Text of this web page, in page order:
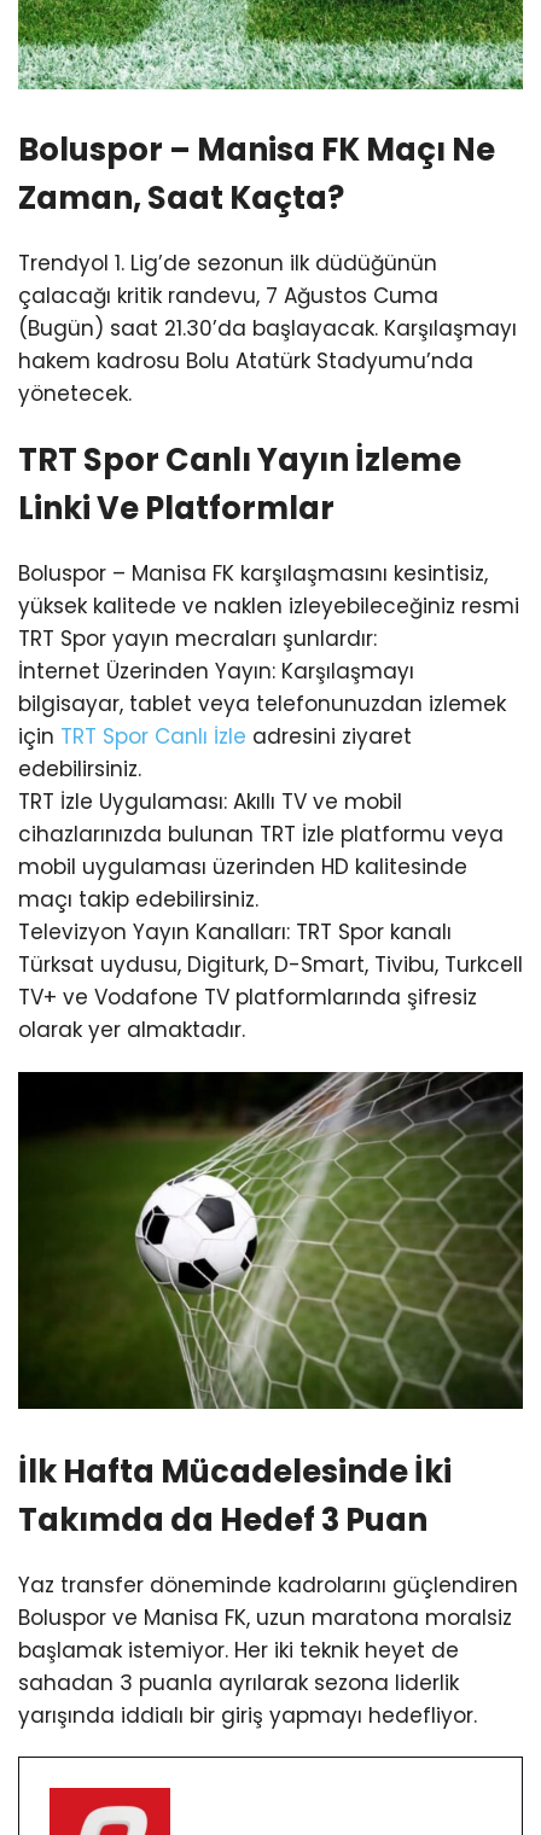
Boluspor – Manisa FK Maçı Ne
Zaman, Saat Kaçta?
Trendyol 1. Lig’de sezonun ilk düdüğünün
çalacağı kritik randevu, 7 Ağustos Cuma
(Bugün) saat 21.30’da başlayacak. Karşılaşmayı
hakem kadrosu Bolu Atatürk Stadyumu’nda
yönetecek.
TRT Spor Canlı Yayın İzleme
Linki Ve Platformlar
Boluspor – Manisa FK karşılaşmasını kesintisiz,
yüksek kalitede ve naklen izleyebileceğiniz resmi
TRT Spor yayın mecraları şunlardır:
İnternet Üzerinden Yayın: Karşılaşmayı
bilgisayar, tablet veya telefonunuzdan izlemek
için TRT Spor Canlı İzle adresini ziyaret
edebilirsiniz.
TRT İzle Uygulaması: Akıllı TV ve mobil
cihazlarınızda bulunan TRT İzle platformu veya
mobil uygulaması üzerinden HD kalitesinde
maçı takip edebilirsiniz.
Televizyon Yayın Kanalları: TRT Spor kanalı
Türksat uydusu, Digiturk, D-Smart, Tivibu, Turkcell
TV+ ve Vodafone TV platformlarında şifresiz
olarak yer almaktadır.
İlk Hafta Mücadelesinde İki
Takımda da Hedef 3 Puan
Yaz transfer döneminde kadrolarını güçlendiren
Boluspor ve Manisa FK, uzun maratona moralsiz
başlamak istemiyor. Her iki teknik heyet de
sahadan 3 puanla ayrılarak sezona liderlik
yarışında iddialı bir giriş yapmayı hedefliyor.